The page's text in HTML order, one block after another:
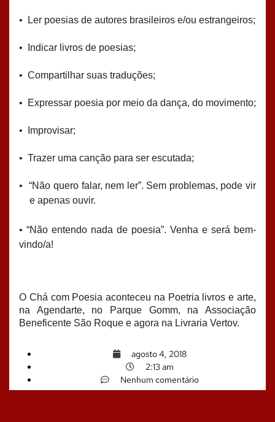
• Ler poesias de autores brasileiros e/ou estrangeiros;
• Indicar livros de poesias;
• Compartilhar suas traduções;
• Expressar poesia por meio da dança, do movimento;
• Improvisar;
• Trazer uma canção para ser escutada;
•
“Não quero falar, nem ler”. Sem problemas, pode vir
e apenas ouvir.
• “Não entendo nada de poesia”. Venha e será bem-
vindo/a!
O Chá com Poesia aconteceu na Poetria livros e arte,
na Agendarte, no Parque Gomm, na Associação
Beneficente São Roque e agora na Livraria Vertov.
agosto 4, 2018
2:13 am
Nenhum comentário